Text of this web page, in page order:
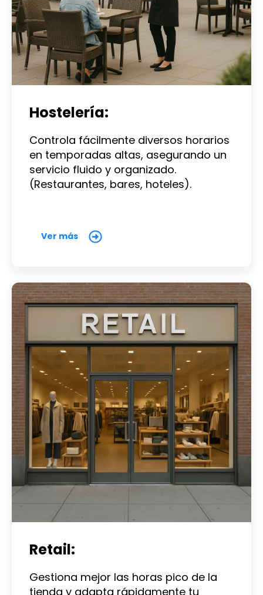
Hostelería:
Controla fácilmente diversos horarios
en temporadas altas, asegurando un
servicio fluido y organizado.
(Restaurantes, bares, hoteles).
Ver más
Retail:
Gestiona mejor las horas pico de la
tienda y adapta rápidamente tu